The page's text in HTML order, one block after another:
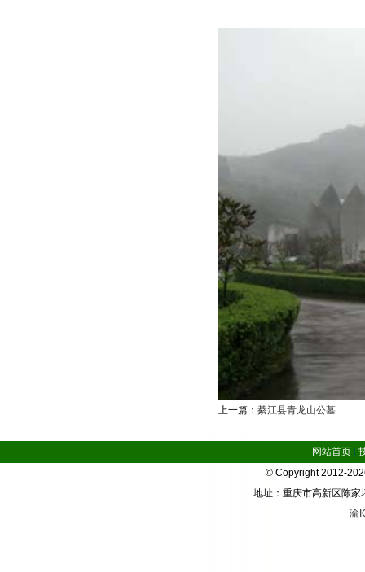
上一篇： 綦江县青龙山公墓
网站首页|
© Copyright 2012-
地址：重庆市高新区陈
渝